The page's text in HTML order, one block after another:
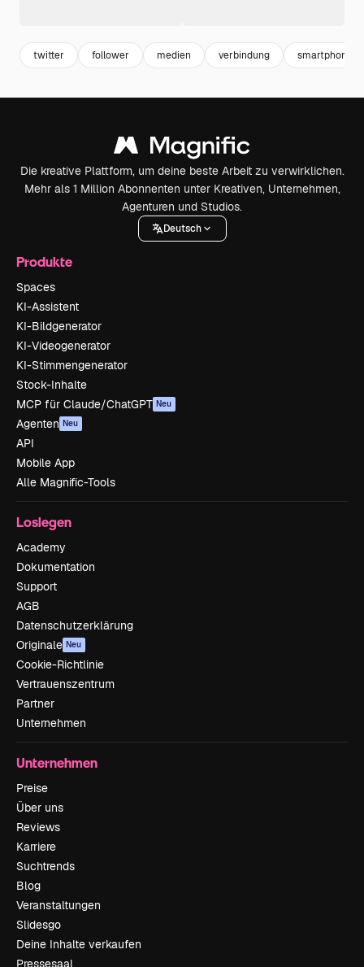
twitter follower medien verbindung smartphone
Die kreative Plattform, um deine beste Arbeit zu verwirklichen.
Mehr als 1 Million Abonnenten unter Kreativen, Unternehmen,
Agenturen und Studios.
Deutsch
Produkte
Spaces
KI-Assistent
KI-Bildgenerator
KI-Videogenerator
KI-Stimmengenerator
Stock-Inhalte
MCP für Claude/ChatGPT Neu
Agenten Neu
API
Mobile App
Alle Magnific-Tools
Loslegen
Academy
Dokumentation
Support
AGB
Datenschutzerklärung
Originale Neu
Cookie-Richtlinie
Vertrauenszentrum
Partner
Unternehmen
Unternehmen
Preise
Über uns
Reviews
Karriere
Suchtrends
Blog
Veranstaltungen
Slidesgo
Deine Inhalte verkaufen
Pressesaal